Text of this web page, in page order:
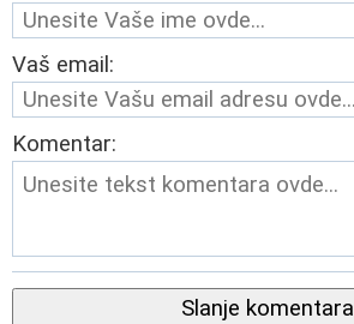
Vaš email:
Komentar:
Slanje komentara